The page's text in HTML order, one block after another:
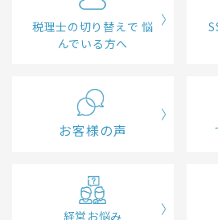
税理士の切り替えで 悩
んでいる方へ
お客様の声
経営お悩み